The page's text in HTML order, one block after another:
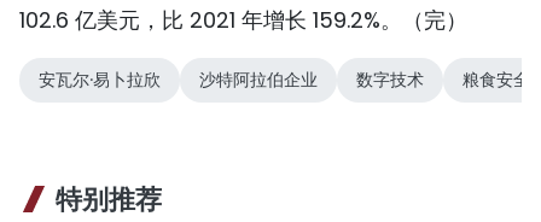
ENGLISH
FRANÇAIS
102.6 亿美元，比 2021 年增长 159.2%。（完）
安瓦尔·易卜拉欣 沙特阿拉伯企业 数字技术 粮食安全
特别推荐